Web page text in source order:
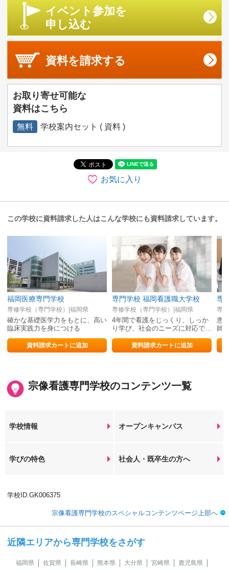
イベント参加を
申し込む
資料を請求する
お取り寄せ可能な
資料はこちら
無料 学校案内セット ( 資料 )
お気に入り
この学校に資料請求した人はこんな学校にも資料請求しています。
福岡医療専門学校
専修学校（専門学校）|福岡県
確かな基礎医学力をもとに、高い
臨床実践力を身につける
資料請求カートに追加
専門学校 福岡看護職大学校
専修学校（専門学校）|福岡県
4年間で看護をじっくり、しっか
り学び、社会のニーズに対応でき
る実践力ある看護師を目指す
資料請求カートに追加
専
専
恵
師
宗像看護専門学校のコンテンツ一覧
学校情報 オープンキャンパス
学びの特色 社会人・既卒生の方へ
学校ID.GK006375
宗像看護専門学校のスペシャルコンテンツページ上部へ
近隣エリアから専門学校をさがす
福岡県 佐賀県 長崎県 熊本県 大分県 宮崎県
鹿児島県